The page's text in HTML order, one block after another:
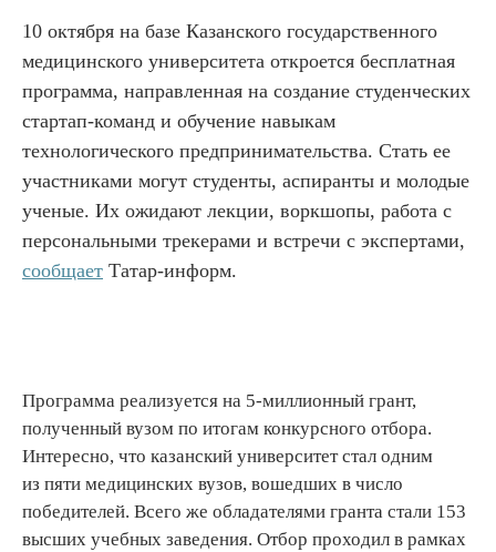
10 октября на базе Казанского государственного
медицинского университета откроется бесплатная
программа, направленная на создание студенческих
стартап-команд и обучение навыкам
технологического предпринимательства. Стать ее
участниками могут студенты, аспиранты и молодые
ученые. Их ожидают лекции, воркшопы, работа с
персональными трекерами и встречи с экспертами,
сообщает Татар-информ.
Программа реализуется на 5-миллионный грант,
полученный вузом по итогам конкурсного отбора.
Интересно, что казанский университет стал одним
из пяти медицинских вузов, вошедших в число
победителей. Всего же обладателями гранта стали 153
высших учебных заведения. Отбор проходил в рамках